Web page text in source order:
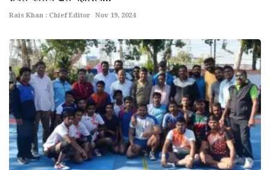
Rais Khan : Chief Editor Nov 19, 2024